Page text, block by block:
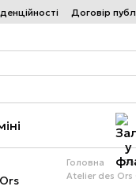
Договір
Головна
Atelier des Ors